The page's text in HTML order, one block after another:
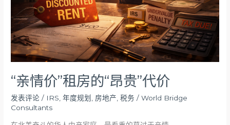
“亲情价”租房的“昂贵”代价
发表评论 / IRS ,年度规划 房地产 ,税务 /World Bridge
Consultants
代
价